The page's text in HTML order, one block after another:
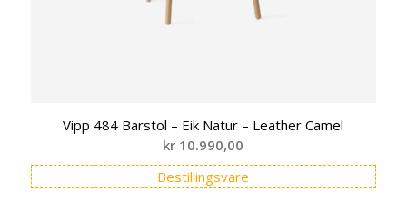
Vipp 484 Barstol – Eik Natur – Leather Camel
kr 10.990,00
Bestillingsvare